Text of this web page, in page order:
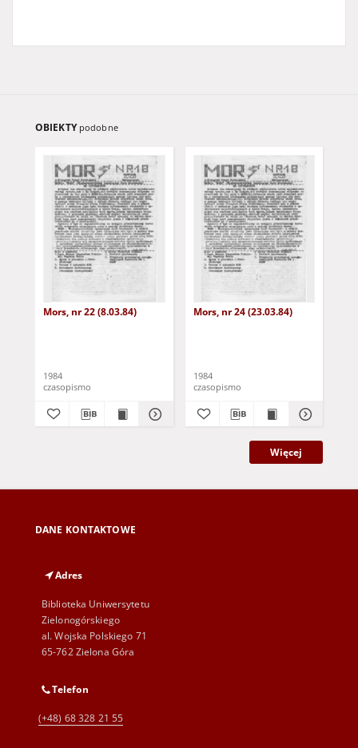
OBIEKTY podobne
Mors, nr 22 (8.03.84)
1984
czasopismo
Mors, nr 24 (23.03.84)
1984
czasopismo
Więcej
DANE KONTAKTOWE
Adres
Biblioteka Uniwersytetu
Zielonogórskiego
al. Wojska Polskiego 71
65-762 Zielona Góra
Telefon
(+48) 68 328 21 55